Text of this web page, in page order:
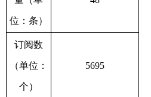
位：条）
订阅数
（单位：
个）
5695